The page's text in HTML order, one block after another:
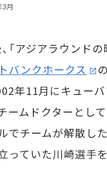
月
アジアラウンド
バンクホークス の
年11月にキュー
ームドクターとし
でチームが解散し
っていた川崎選手